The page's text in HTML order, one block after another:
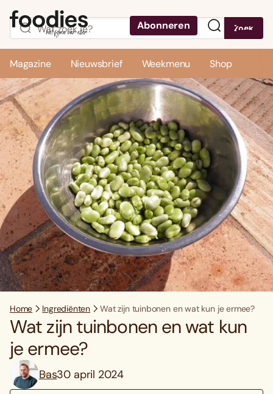
Abonneren Zoek
Magazine Nieuwsbrief Weekmenu Shop
Home Ingrediënten Wat zijn tuinbonen en wat kun je ermee?
Wat zijn tuinbonen en wat kun
je ermee?
Bas30 april 2024